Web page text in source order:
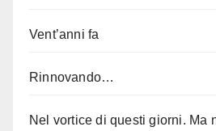
Vent’anni fa
Rinnovando…
Nel vortice di questi giorni. Ma